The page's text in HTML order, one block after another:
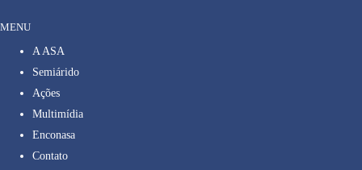
MENU
A ASA
Semiárido
Ações
Multimídia
Enconasa
Contato